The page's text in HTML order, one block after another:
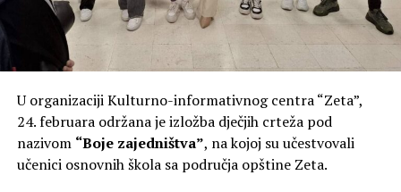
U organizaciji Kulturno-informativnog centra “Zeta”,
24. februara održana je izložba dječjih crteža pod
nazivom “Boje zajedništva”, na kojoj su učestvovali
učenici osnovnih škola sa područja opštine Zeta.